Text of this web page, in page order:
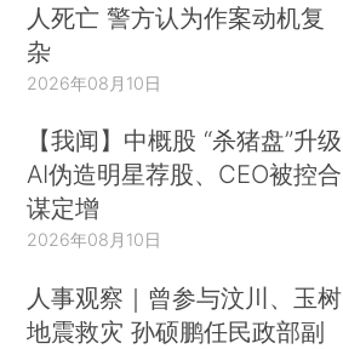
人死亡 警方认为作案动机复
杂
2026年08月10日
【我闻】中概股 “杀猪盘”升级
AI伪造明星荐股、CEO被控合
谋定增
2026年08月10日
人事观察｜曾参与汶川、玉树
地震救灾 孙硕鹏任民政部副